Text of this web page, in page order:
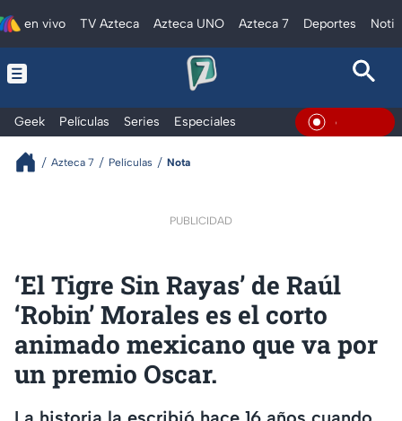
en vivo TV Azteca Azteca UNO Azteca 7 Deportes
Geek Películas Series Especiales En Vivo
Azteca 7 Películas Nota
PUBLICIDAD
‘El Tigre Sin Rayas’ de Raúl
‘Robin’ Morales es el corto
animado mexicano que va por
un premio Oscar.